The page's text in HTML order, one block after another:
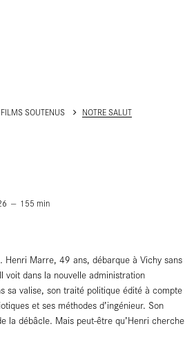
SOUTENUS NOTRE SALUT
155 min
Marre, 49 ans, débarque à Vichy sans
voit dans la nouvelle administration
sa valise, son traité politique édité à compte
et ses méthodes d’ingénieur. Son
la débâcle. Mais peut-être qu’Henri cherche